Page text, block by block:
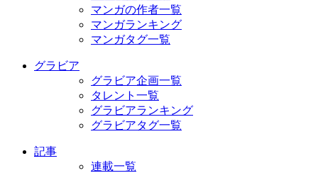
マンガの作者一覧
マンガランキング
マンガタグ一覧
グラビア
グラビア企画一覧
タレント一覧
グラビアランキング
グラビアタグ一覧
記事
連載一覧